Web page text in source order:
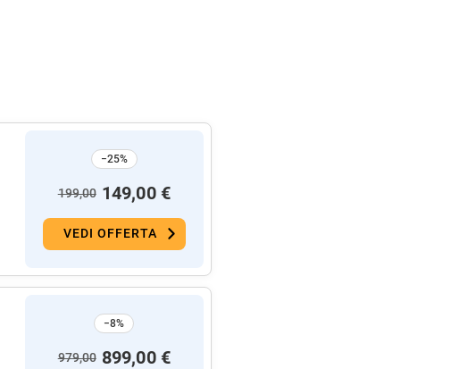
−25%
199,00 149,00 €
VEDI OFFERTA
−8%
979,00 899,00 €